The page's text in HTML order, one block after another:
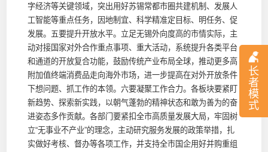
长
者
模
式
字经济等关键领域，突出用好苏锡常都市圈共建机制、发展人
工智能等重点任务，因地制宜、科学精准定目标、明任务、促
发展。五要提升开放水平。立足无锡外向度高的市情实际，主
动对接国家对外合作重点事项、重大活动，系统提升各类平台
和通道的开放复合功能，鼓励传统产业布局全球，推动更多高
附加值终端消费品走向海外市场，进一步提高在对外开放条件
下想问题、抓工作的本领。六要凝聚工作合力。各板块要紧盯
新趋势、探索新实践，以朝气蓬勃的精神状态和敢为善为的奋
进姿态多作贡献。各部门要紧扣全市高质量发展大局，牢固树
立“无事业不产业”的理念，主动研究服务发展的政策举措，扎
实做好考核、督办等各项工作，并支持全市国企用好并购重组